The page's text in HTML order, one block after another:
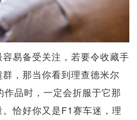
易备受关注，若要令收藏手
，那当你看到理查德米尔
作品时，一定会折服于它那
恰好你又是F1赛车迷，理